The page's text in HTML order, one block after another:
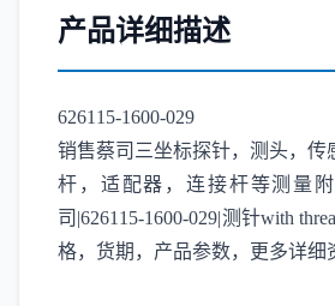
产品详细描述
626115-1600-029
销售蔡司三坐标探针，测头，传
杆，适配器，连接杆等测量
司|626115-1600-029|测针with
格，货期，产品参数，更多详细